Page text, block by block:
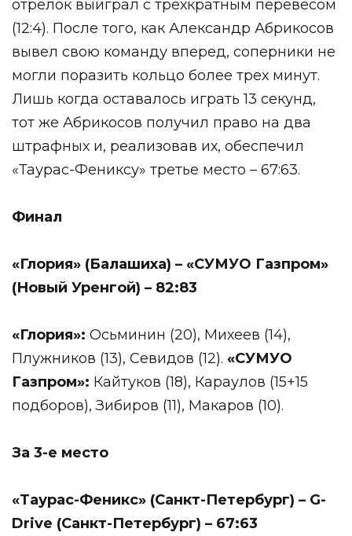
отрелок выиграл с трехкратным перевесом
(12:4). После того, как Александр Абрикосов
вывел свою команду вперед, соперники не
могли поразить кольцо более трех минут.
Лишь когда оставалось играть 13 секунд,
тот же Абрикосов получил право на два
штрафных и, реализовав их, обеспечил
«Таурас-Фениксу» третье место – 67:63.
Финал
«Глория» (Балашиха) – «СУМУО Газпром»
(Новый Уренгой) – 82:83
«Глория»: Осьминин (20), Михеев (14),
Плужников (13), Севидов (12). «СУМУО
Газпром»: Кайтуков (18), Караулов (15+15
подборов), Зибиров (11), Макаров (10).
За 3-е место
«Таурас-Феникс» (Санкт-Петербург) – G-
Drive (Санкт-Петербург) – 67:63